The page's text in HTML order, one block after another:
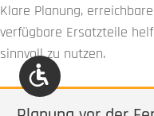
Klare Planung,
verfügbare Ersatzteile
sinnvoll zu nutzen.
Werkzeugleiste